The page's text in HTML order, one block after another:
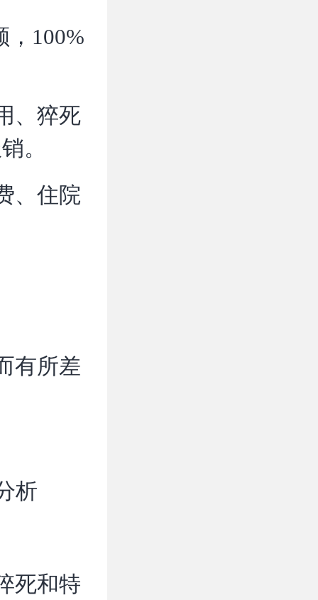
，100%
、猝死
。
、住院
有所差
析
死和特